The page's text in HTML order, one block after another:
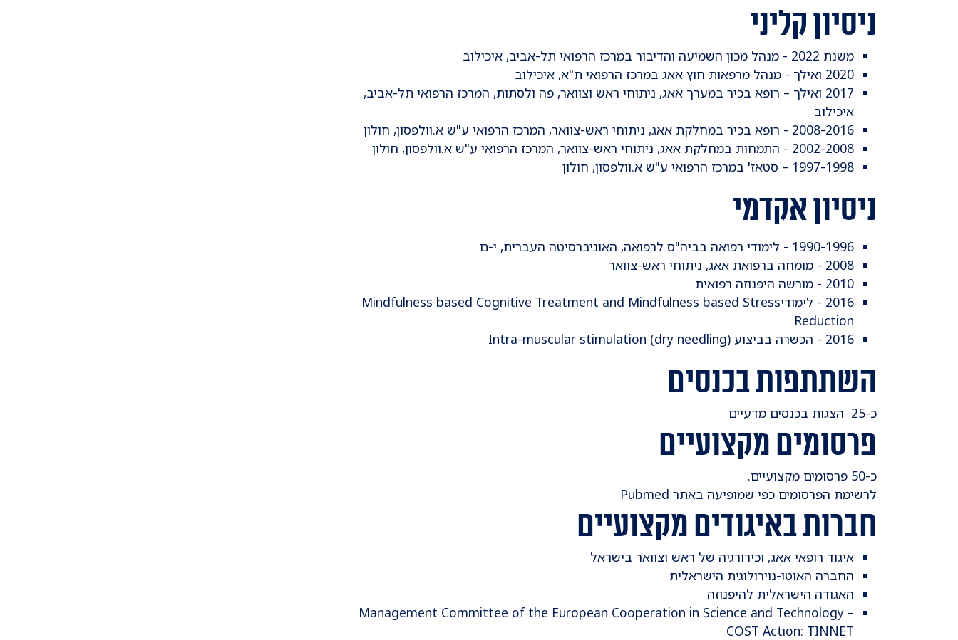
ניסיון קליני
משנת 2022 - מנהל מכון השמיעה והדיבור במרכז הרפואי תל-אביב, איכילוב
2020 ואילך - מנהל מרפאות חוץ אאג במרכז הרפואי ת"א, איכילוב
2017 ואילך – רופא בכיר במערך אאג, ניתוחי ראש וצוואר, פה ולסתות, המרכז הרפואי תל-אביב,
איכילוב
2008-2016 - רופא בכיר במחלקת אאג, ניתוחי ראש-צוואר, המרכז הרפואי ע"ש א.וולפסון, חולון
2002-2008 - התמחות במחלקת אאג, ניתוחי ראש-צוואר, המרכז הרפואי ע"ש א.וולפסון, חולון
1997-1998 – סטאז' במרכז הרפואי ע"ש א.וולפסון, חולון
ניסיון אקדמי
1990-1996 - לימודי רפואה בביה"ס לרפואה, האוניברסיטה העברית, י-ם
2008 - מומחה ברפואת אאג, ניתוחי ראש-צוואר
2010 - מורשה היפנוזה רפואית
2016 - לימודיMindfulness based Cognitive Treatment and Mindfulness based Stress
Reduction
2016 - הכשרה בביצוע (Intra-muscular stimulation (dry needling
השתתפות בכנסים
​כ-25 הצגות בכנסים מדעיים
פרסומים מקצועיים
כ-50 פרסומים מקצועיים.
לרשימת הפרסומים כפי שמופיעה באתר Pubmed
חברות באיגודים מקצועיים
איגוד רופאי אאג, וכירורגיה של ראש וצוואר בישראל
החברה האוטו-נוירולוגית הישראלית
האגודה הישראלית להיפנוזה
Management Committee of the European Cooperation in Science and Technology –
COST Action: TINNET